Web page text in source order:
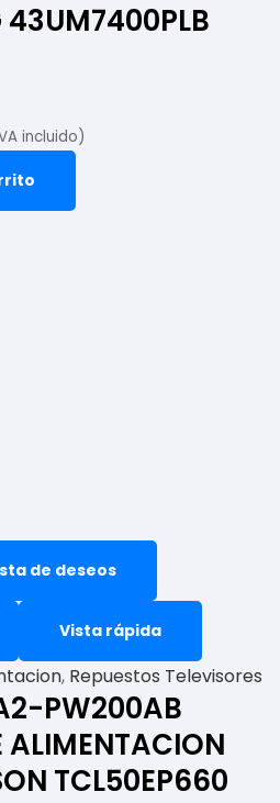
43UM7400PLB
incluido)
de deseos
Vista rápida
, Repuestos Televisores
PW200AB
ALIMENTACION
TCL50EP660